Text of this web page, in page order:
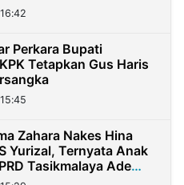
Perkara Bupati
Tetapkan Gus Haris
Zahara Nakes Hina
Yurizal, Ternyata Anak
Tasikmalaya Ade